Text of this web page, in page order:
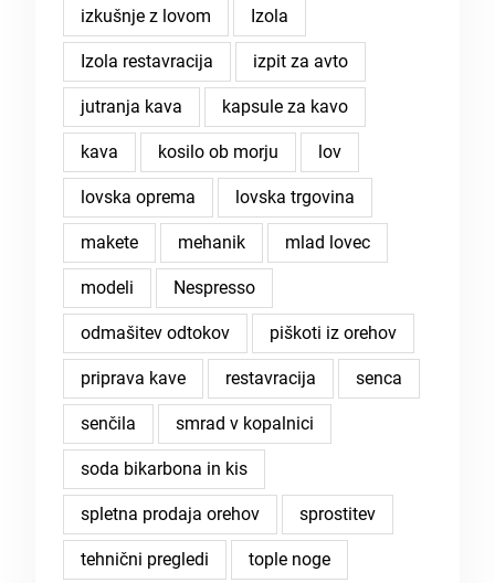
izkušnje z lovom Izola
Izola restavracija izpit za avto
jutranja kava kapsule za kavo
kava kosilo ob morju lov
lovska oprema lovska trgovina
makete mehanik mlad lovec
modeli Nespresso
odmašitev odtokov piškoti iz orehov
priprava kave restavracija senca
senčila smrad v kopalnici
soda bikarbona in kis
spletna prodaja orehov sprostitev
tehnični pregledi tople noge